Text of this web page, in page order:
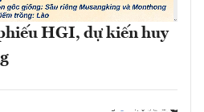
HGI, dự kiến huy